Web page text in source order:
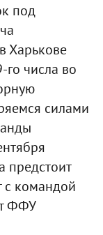
под
Харькове
го числа во
силами
с командой
ФФУ